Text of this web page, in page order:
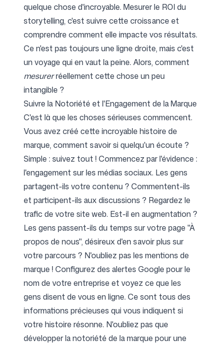
quelque chose d'incroyable. Mesurer le ROI du
storytelling, c'est suivre cette croissance et
comprendre comment elle impacte vos résultats.
Ce n'est pas toujours une ligne droite, mais c'est
un voyage qui en vaut la peine. Alors, comment
mesurerréellement cette chose un peu
intangible ?
Suivre la Notoriété et l'Engagement de la Marque
C'est là que les choses sérieuses commencent.
Vous avez créé cette incroyable histoire de
marque, comment savoir si quelqu'un écoute ?
Simple : suivez tout ! Commencez par l'évidence :
l'engagement sur les médias sociaux. Les gens
partagent-ils votre contenu ? Commentent-ils
et participent-ils aux discussions ? Regardez le
trafic de votre site web. Est-il en augmentation ?
Les gens passent-ils du temps sur votre page "À
propos de nous", désireux d'en savoir plus sur
votre parcours ? N'oubliez pas les mentions de
marque ! Configurez des alertes Google pour le
nom de votre entreprise et voyez ce que les
gens disent de vous en ligne. Ce sont tous des
informations précieuses qui vous indiquent si
votre histoire résonne. N'oubliez pas que
développer la notoriété de la marque pour une